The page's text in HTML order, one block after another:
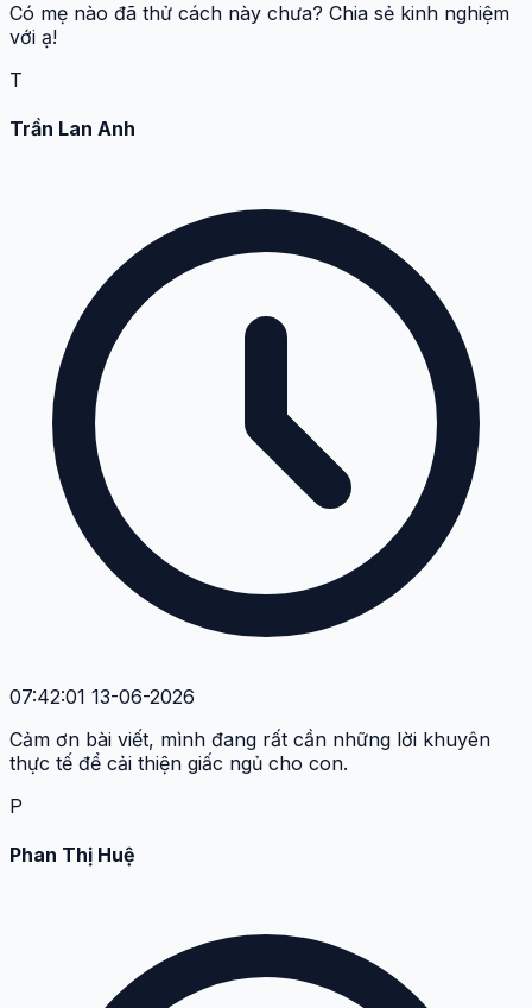
Có mẹ nào đã thử cách này chưa? Chia sẻ kinh nghiệm
với ạ!
T
Trần Lan Anh
07:42:01 13-06-2026
Cảm ơn bài viết, mình đang rất cần những lời khuyên
thực tế để cải thiện giấc ngủ cho con.
P
Phan Thị Huệ